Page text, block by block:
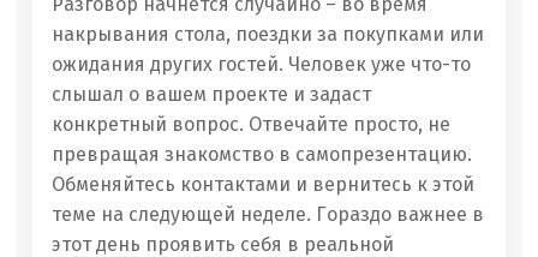
накрывания стола, поездки за покупками или
ожидания других гостей. Человек уже что-то
слышал о вашем проекте и задаст
конкретный вопрос. Отвечайте просто, не
превращая знакомство в самопрезентацию.
Обменяйтесь контактами и вернитесь к этой
теме на следующей неделе. Гораздо важнее в
этот день проявить себя в реальной